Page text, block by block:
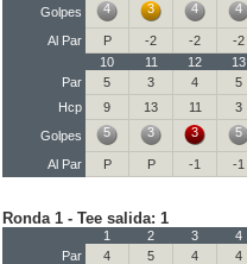
Golpes
4 3 4 4
Al Par P -2 -2 -2
10
11 12 13
Par
5 3 4 5
Hcp
9 13 11 3
Golpes
5 3 3 5
Al Par P P -1 -1
Ronda 1 - Tee salida: 1
1 2 3 4
Par
4 5 4 4